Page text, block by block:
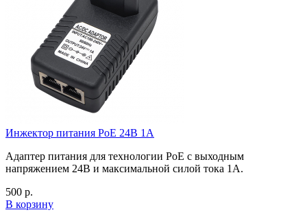
Инжектор питания PoE 24В 1А
Адаптер питания для технологии PoE с выходным
напряжением 24В и максимальной силой тока 1А.
500 р.
В корзину